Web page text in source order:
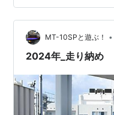
の西湘バイパス高架下
四角く切り取られた海
の映えスポットらしい
がなんか好きだ。魚貝
MT-10SPと遊ぶ！ •
2024年_走り納め